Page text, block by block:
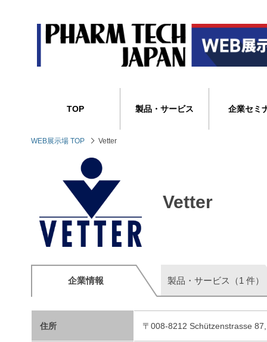
TOP 製品・サービス 企業セミ
WEB展示場 TOP Vetter
Vetter
企業情報 製品・サービス（1 件）
住所 〒008-8212 Schützenstrasse